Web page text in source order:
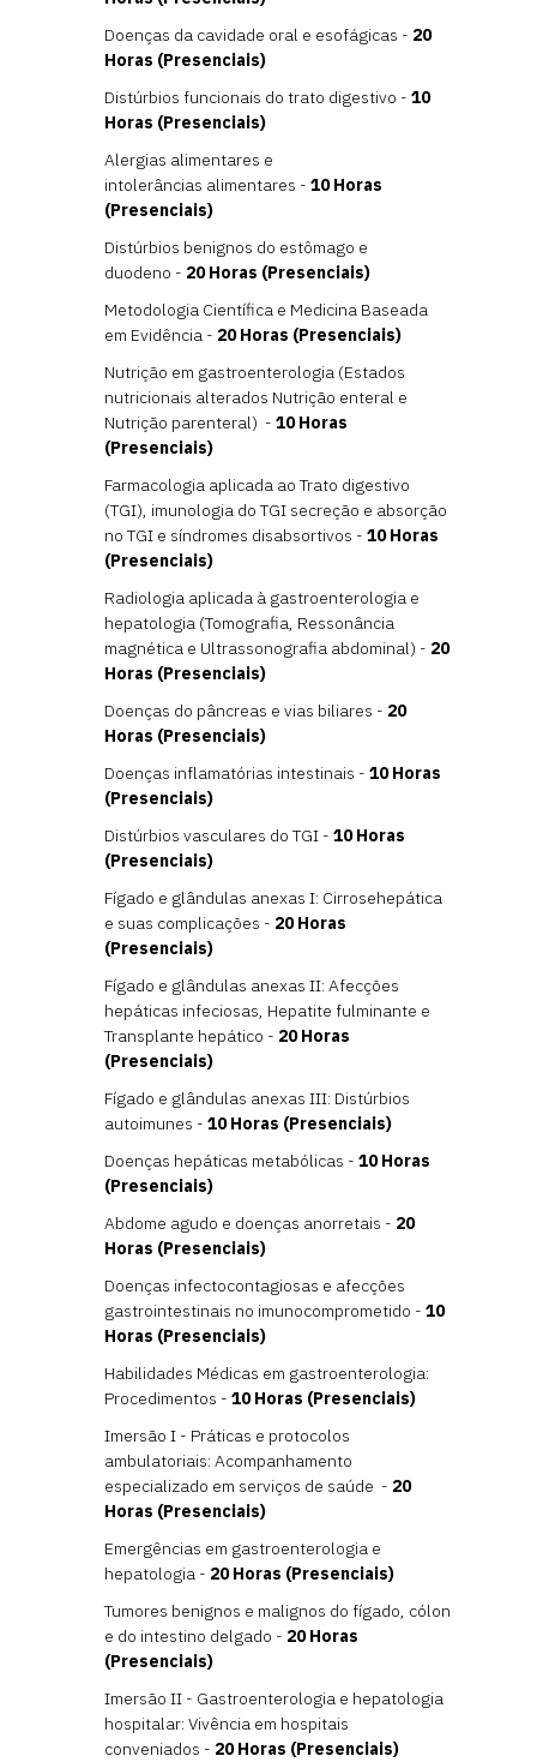
Doenças da cavidade oral e esofágicas - 20
Horas (Presenciais)
Distúrbios funcionais do trato digestivo - 10
Horas (Presenciais)
Alergias alimentares e
intolerâncias alimentares - 10 Horas
(Presenciais)
Distúrbios benignos do estômago e
duodeno - 20 Horas (Presenciais)
Metodologia Científica e Medicina Baseada
em Evidência - 20 Horas (Presenciais)
Nutrição em gastroenterologia (Estados
nutricionais alterados Nutrição enteral e
Nutrição parenteral) - 10 Horas
(Presenciais)
Farmacologia aplicada ao Trato digestivo
(TGI), imunologia do TGI secreção e absorção
no TGI e síndromes disabsortivos - 10 Horas
(Presenciais)
Radiologia aplicada à gastroenterologia e
hepatologia (Tomografia, Ressonância
magnética e Ultrassonografia abdominal) - 20
Horas (Presenciais)
Doenças do pâncreas e vias biliares - 20
Horas (Presenciais)
Doenças inflamatórias intestinais - 10 Horas
(Presenciais)
Distúrbios vasculares do TGI - 10 Horas
(Presenciais)
Fígado e glândulas anexas I: Cirrosehepática
e suas complicações - 20 Horas
(Presenciais)
Fígado e glândulas anexas II: Afecções
hepáticas infeciosas, Hepatite fulminante e
Transplante hepático - 20 Horas
(Presenciais)
Fígado e glândulas anexas III: Distúrbios
autoimunes - 10 Horas (Presenciais)
Doenças hepáticas metabólicas - 10 Horas
(Presenciais)
Abdome agudo e doenças anorretais - 20
Horas (Presenciais)
Doenças infectocontagiosas e afecções
gastrointestinais no imunocomprometido - 10
Horas (Presenciais)
Habilidades Médicas em gastroenterologia:
Procedimentos - 10 Horas (Presenciais)
Imersão I - Práticas e protocolos
ambulatoriais: Acompanhamento
especializado em serviços de saúde - 20
Horas (Presenciais)
Emergências em gastroenterologia e
hepatologia - 20 Horas (Presenciais)
Tumores benignos e malignos do fígado, cólon
e do intestino delgado - 20 Horas
(Presenciais)
Imersão II - Gastroenterologia e hepatologia
hospitalar: Vivência em hospitais
conveniados - 20 Horas (Presenciais)